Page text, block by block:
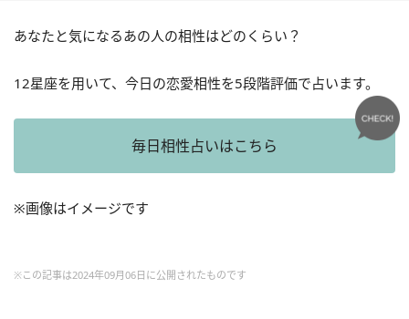
あなたと気になるあの人の相性はどのくらい？
12星座を用いて、今日の恋愛相性を5段階評価で占います。
毎日相性占いはこちら
※画像はイメージです
※この記事は2024年09月06日に公開されたものです